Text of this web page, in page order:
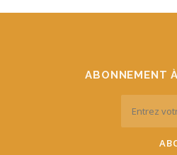
ABONNEMENT